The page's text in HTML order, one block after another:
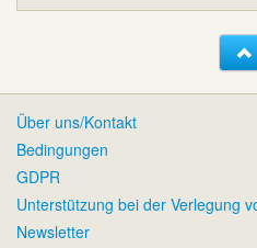
Über uns/Kontakt
Bedingungen
GDPR
Unterstützung bei der Verlegung
Newsletter